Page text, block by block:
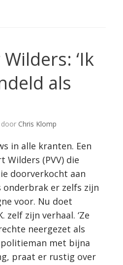
‘Ik
als
door Chris Klomp
in alle kranten. Een
Wilders (PVV) die
doorverkocht aan
onderbrak er zelfs zijn
voor. Nu doet
zelf zijn verhaal. ‘Ze
neergezet als
politieman met bijna
praat er rustig over